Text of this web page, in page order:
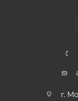
г.